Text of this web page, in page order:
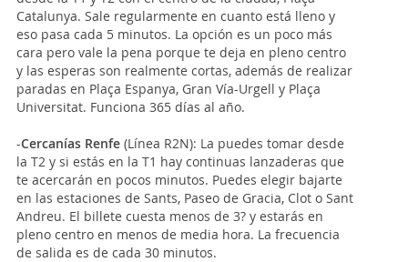
Catalunya. Sale regularmente en cuanto está lleno y
eso pasa cada 5 minutos. La opción es un poco más
cara pero vale la pena porque te deja en pleno centro
y las esperas son realmente cortas, además de realizar
paradas en Plaça Espanya, Gran Vía-Urgell y Plaça
Universitat. Funciona 365 días al año.
-Cercanías Renfe (Línea R2N): La puedes tomar desde
la T2 y si estás en la T1 hay continuas lanzaderas que
te acercarán en pocos minutos. Puedes elegir bajarte
en las estaciones de Sants, Paseo de Gracia, Clot o Sant
Andreu. El billete cuesta menos de 3? y estarás en
pleno centro en menos de media hora. La frecuencia
de salida es de cada 30 minutos.